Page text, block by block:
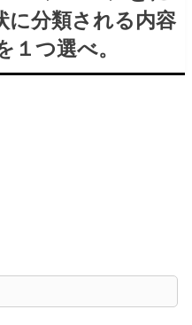
に分類される内容
１つ選べ。